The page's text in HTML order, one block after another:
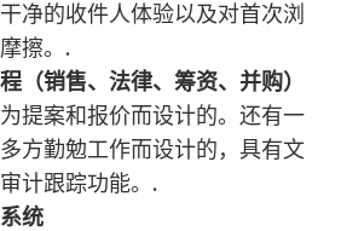
净的收件人体验以及对首次浏
擦。.
（销售、法律、筹资、并购）
提案和报价而设计的。还有一
方勤勉工作而设计的，具有文
计跟踪功能。.
统